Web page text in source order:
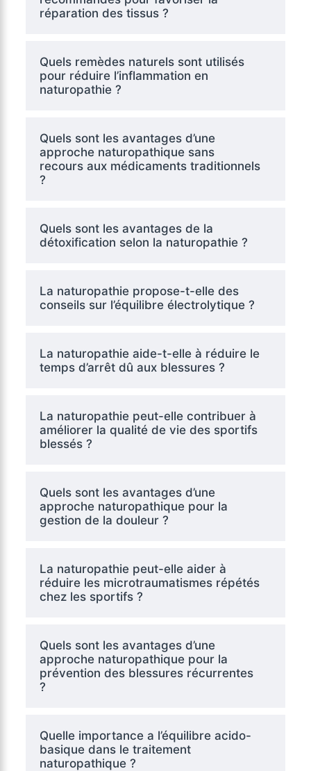
réparation des tissus ?
Quels remèdes naturels sont utilisés
pour réduire l’inflammation en
naturopathie ?
Quels sont les avantages d’une
approche naturopathique sans
recours aux médicaments traditionnels
?
Quels sont les avantages de la
détoxification selon la naturopathie ?
La naturopathie propose-t-elle des
conseils sur l’équilibre électrolytique ?
La naturopathie aide-t-elle à réduire le
temps d’arrêt dû aux blessures ?
La naturopathie peut-elle contribuer à
améliorer la qualité de vie des sportifs
blessés ?
Quels sont les avantages d’une
approche naturopathique pour la
gestion de la douleur ?
La naturopathie peut-elle aider à
réduire les microtraumatismes répétés
chez les sportifs ?
Quels sont les avantages d’une
approche naturopathique pour la
prévention des blessures récurrentes
?
Quelle importance a l’équilibre acido-
basique dans le traitement
naturopathique ?